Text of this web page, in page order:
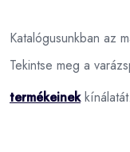
Katalógusunkban az
Tekintse meg a
termékeinekkínálatát.